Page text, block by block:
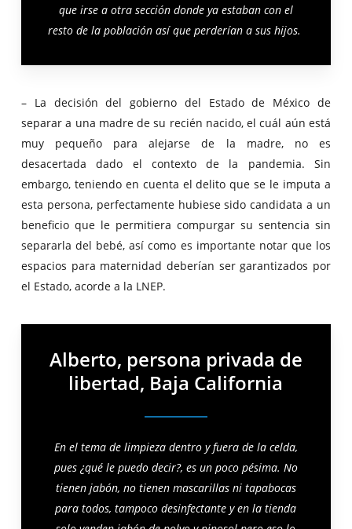
que irse a otra sección donde ya estaban con el
resto de la población así que perderían a sus hijos.
– La decisión del gobierno del Estado de México de
separar a una madre de su recién nacido, el cuál aún está
muy pequeño para alejarse de la madre, no es
desacertada dado el contexto de la pandemia. Sin
embargo, teniendo en cuenta el delito que se le imputa a
esta persona, perfectamente hubiese sido candidata a un
beneficio que le permitiera compurgar su sentencia sin
separarla del bebé, así como es importante notar que los
espacios para maternidad deberían ser garantizados por
el Estado, acorde a la LNEP.
Alberto, persona privada de
libertad, Baja California
Enel tema de limpieza dentro y fuera de la celda,
pues ¿qué le puedo decir?, es un poco pésima. No
tienen jabón, no tienen mascarillas ni tapabocas
para todos, tampoco desinfectante y en la tienda